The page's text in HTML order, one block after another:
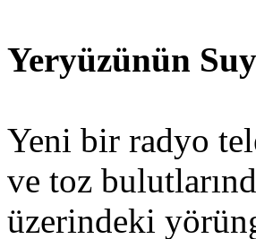
Yeryüzünün
Yeni bir radyo
ve toz
üzerindeki